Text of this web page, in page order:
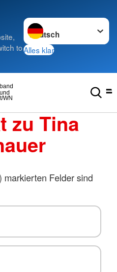
to
Sprache wechseln zu
Alles klar
WN
zu Tina
markierten Felder sind